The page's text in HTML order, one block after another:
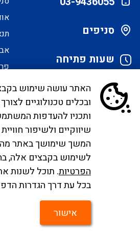
סניפים
שעות פתיחה
לקוחות יקרים, בימים אלו אנו
הנחיית הממונה בדבר פרסום
רשות התעופה. עד להטמעה מלאה
לפנות לבירורים לכתובת המייל
infocc@ayalagroup.co.il
.
לפי חוק שרותי תעופהלחצו כאן,
ובכלים טכנולוגיים
ותכניו להעדפות
שיווקיים ולשיפור
המשך שימושך באתר
לשימוש בקבצים אלה,
הפרטיות. תוכל לשנות
בכל עת דרך הגדרות
אישור